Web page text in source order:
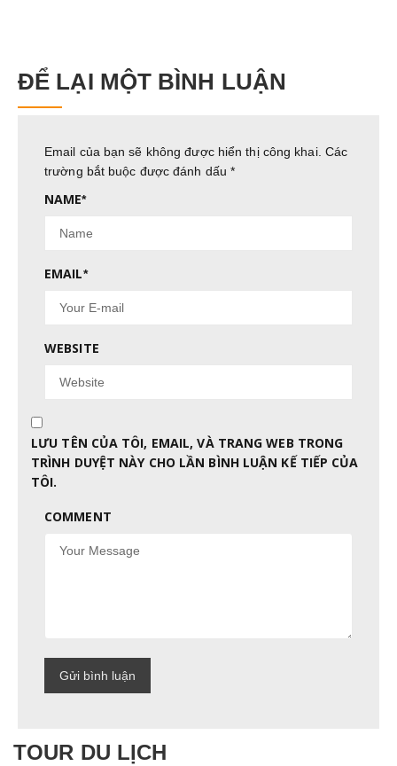
ĐỂ LẠI MỘT BÌNH LUẬN
Email của bạn sẽ không được hiển thị công khai. Các
trường bắt buộc được đánh dấu*
NAME*
EMAIL*
WEBSITE
LƯU TÊN CỦA TÔI, EMAIL, VÀ TRANG WEB TRONG
TRÌNH DUYỆT NÀY CHO LẦN BÌNH LUẬN KẾ TIẾP CỦA
TÔI.
COMMENT
TOUR DU LỊCH